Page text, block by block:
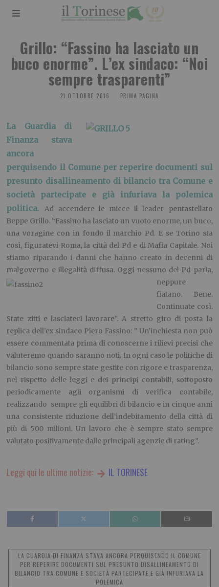
Grillo: “Fassino ha lasciato un
buco enorme”. L’ex sindaco: “Noi
sempre trasparenti”
21 OTTOBRE 2016 PRIMA PAGINA
La Guardia di
Finanza stava
ancora
perquisendo il Comune per reperire documenti sul
presunto disallineamento di bilancio tra Comune e
società partecipate e già infuriava la polemica
politica. Ad accendere le micce il leader pentastellato
Beppe Grillo. “Fassino ha lasciato un vuoto enorme, un buco,
una voragine con in fondo il marchio Pd. E se Torino sta
così, figuratevi Roma, la città del Pd e di Mafia Capitale. Noi
stiamo riparando i danni che hanno creato in decenni di
malgoverno e illegalità diffusa. Oggi nessuno del Pd parla,
neppure
fiatano. Bene.
Continuate così.
State zitti e lasciateci lavorare”. A stretto giro di posta la
replica dell’ex sindaco Piero Fassino: ” Un’inchiesta non può
essere commentata prima di conoscerne i rilievi precisi che
valuteremo quando saranno noti. In ogni caso le politiche di
bilancio sono sempre state gestite con rigore e trasparenza,
nel rispetto delle leggi e dei principi contabili, sottoposto
periodicamente agli organismi di verifica contabile,
realizzando sempre gli equilibri di bilancio e in cinque anni
una consistente riduzione dell’indebitamento della città di
più di 500 milioni. Un lavoro che è sempre stato sempre
valutato positivamente dalle principali agenzie di rating”.
Leggi qui le ultime notizie: IL TORINESE
LA GUARDIA DI FINANZA STAVA ANCORA PERQUISENDO IL COMUNE
PER REPERIRE DOCUMENTI SUL PRESUNTO DISALLINEAMENTO DI
BILANCIO TRA COMUNE E SOCIETÀ PARTECIPATE E GIÀ INFURIAVA LA
POLEMICA